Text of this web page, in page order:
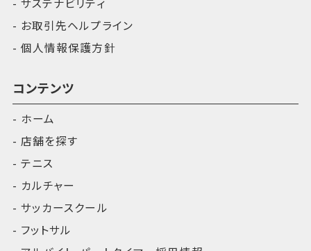
お取引先ヘルプライン
個人情報保護方針
コンテンツ
ホーム
店舗を探す
テニス
カルチャー
サッカースクール
フットサル